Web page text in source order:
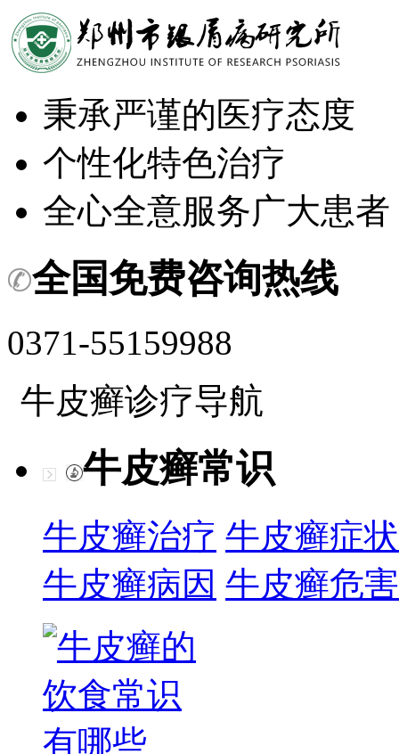
秉承严谨的医疗态度
个性化特色治疗
全心全意服务广大患者
全国免费咨询热线
0371-55159988
牛皮癣诊疗导航
牛皮癣常识
牛皮癣治疗 牛皮癣症状
牛皮癣病因 牛皮癣危害